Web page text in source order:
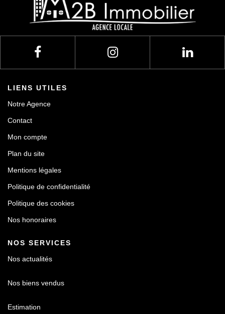
LIENS UTILES
Notre Agence
Contact
Mon compte
Plan du site
Mentions légales
Politique de confidentialité
Politique des cookies
Nos honoraires
NOS SERVICES
Nos actualités
Nos biens vendus
Estimation